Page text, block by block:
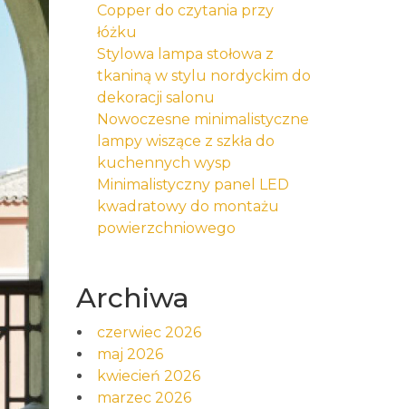
Copper do czytania przy
łóżku
Stylowa lampa stołowa z
tkaniną w stylu nordyckim do
dekoracji salonu
Nowoczesne minimalistyczne
lampy wiszące z szkła do
kuchennych wysp
Minimalistyczny panel LED
kwadratowy do montażu
powierzchniowego
Archiwa
czerwiec 2026
maj 2026
kwiecień 2026
marzec 2026